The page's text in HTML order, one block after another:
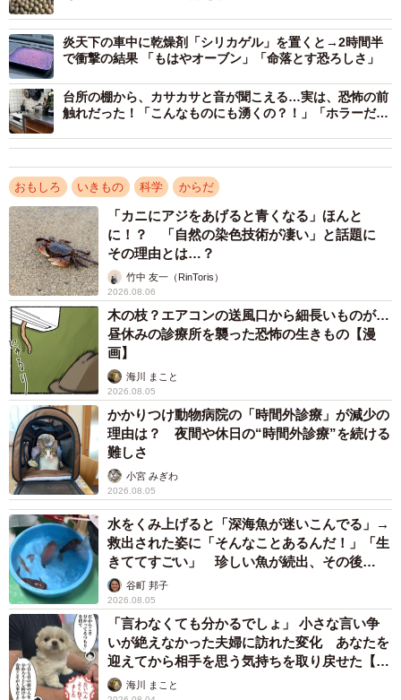
2/3
通常のカメラで撮影した様子
――サーモカメラで見た理由は？
加藤：シマウマの体表温度の違いがどのように見えるか興
味が湧き、撮影してみました。
――はっきり色が分かれていますが、温度差はどれくらい
ですか？
加藤：画像上でははっきり色が分かれていますが、実際の
温度は大体数度ほどの差。毛の色だけでなく、毛の密度や
日光の反射などによっても違いが出ます。約2万円の安いサ
ーモカメラのものなので精度が高いとは言えないです。そ
の日の気温やカメラとの距離、放射率の設定などでも温度
に違いが出ると思います。
――これから寒くなりますが、シマウマは大丈夫？
加藤：冬場は雨風を防げるような場所に移動できるように
し、必要に応じて赤外灯も使用しています。シマウマは比
較的寒さにも順応するんですよ。
炎天下の車中に乾燥剤「シリカゲル」を置くと→2時間半
で衝撃の結果 「もはやオーブン」「命落とす恐ろしさ」
台所の棚から、カサカサと音が聞こえる…実は、恐怖の前
触れだった！「こんなものにも湧くの？！」「ホラーだ
おもしろ いきもの 科学 からだ
「カニにアジをあげると青くなる」ほんと
に！？ 「自然の染色技術が凄い」と話題に
その理由とは…？
竹中 友一（RinToris）
2026.08.06
木の枝？エアコンの送風口から細長いものが…
昼休みの診療所を襲った恐怖の生きもの【漫
画】
海川 まこと
2026.08.05
かかりつけ動物病院の「時間外診療」が減少の
理由は？ 夜間や休日の“時間外診療”を続ける
難しさ
小宮 みぎわ
2026.08.05
水をくみ上げると「深海魚が迷いこんでる」→
救出された姿に「そんなことあるんだ！」「生
きててすごい」 珍しい魚が続出、その後
は……谷町 邦子
2026.08.05
「言わなくても分かるでしょ」 小さな言い争
いが絶えなかった夫婦に訪れた変化 あなたを
迎えてから相手を思う気持ちを取り戻せた【漫
画】海川 まこと